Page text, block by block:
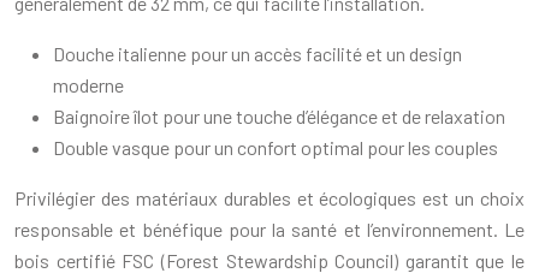
Douche italienne pour un accès facilité et un design
moderne
Baignoire îlot pour une touche d’élégance et de relaxation
Double vasque pour un confort optimal pour les couples
Privilégier des matériaux durables et écologiques est un choix
responsable et bénéfique pour la santé et l’environnement. Le
bois certifié FSC (Forest Stewardship Council) garantit que le